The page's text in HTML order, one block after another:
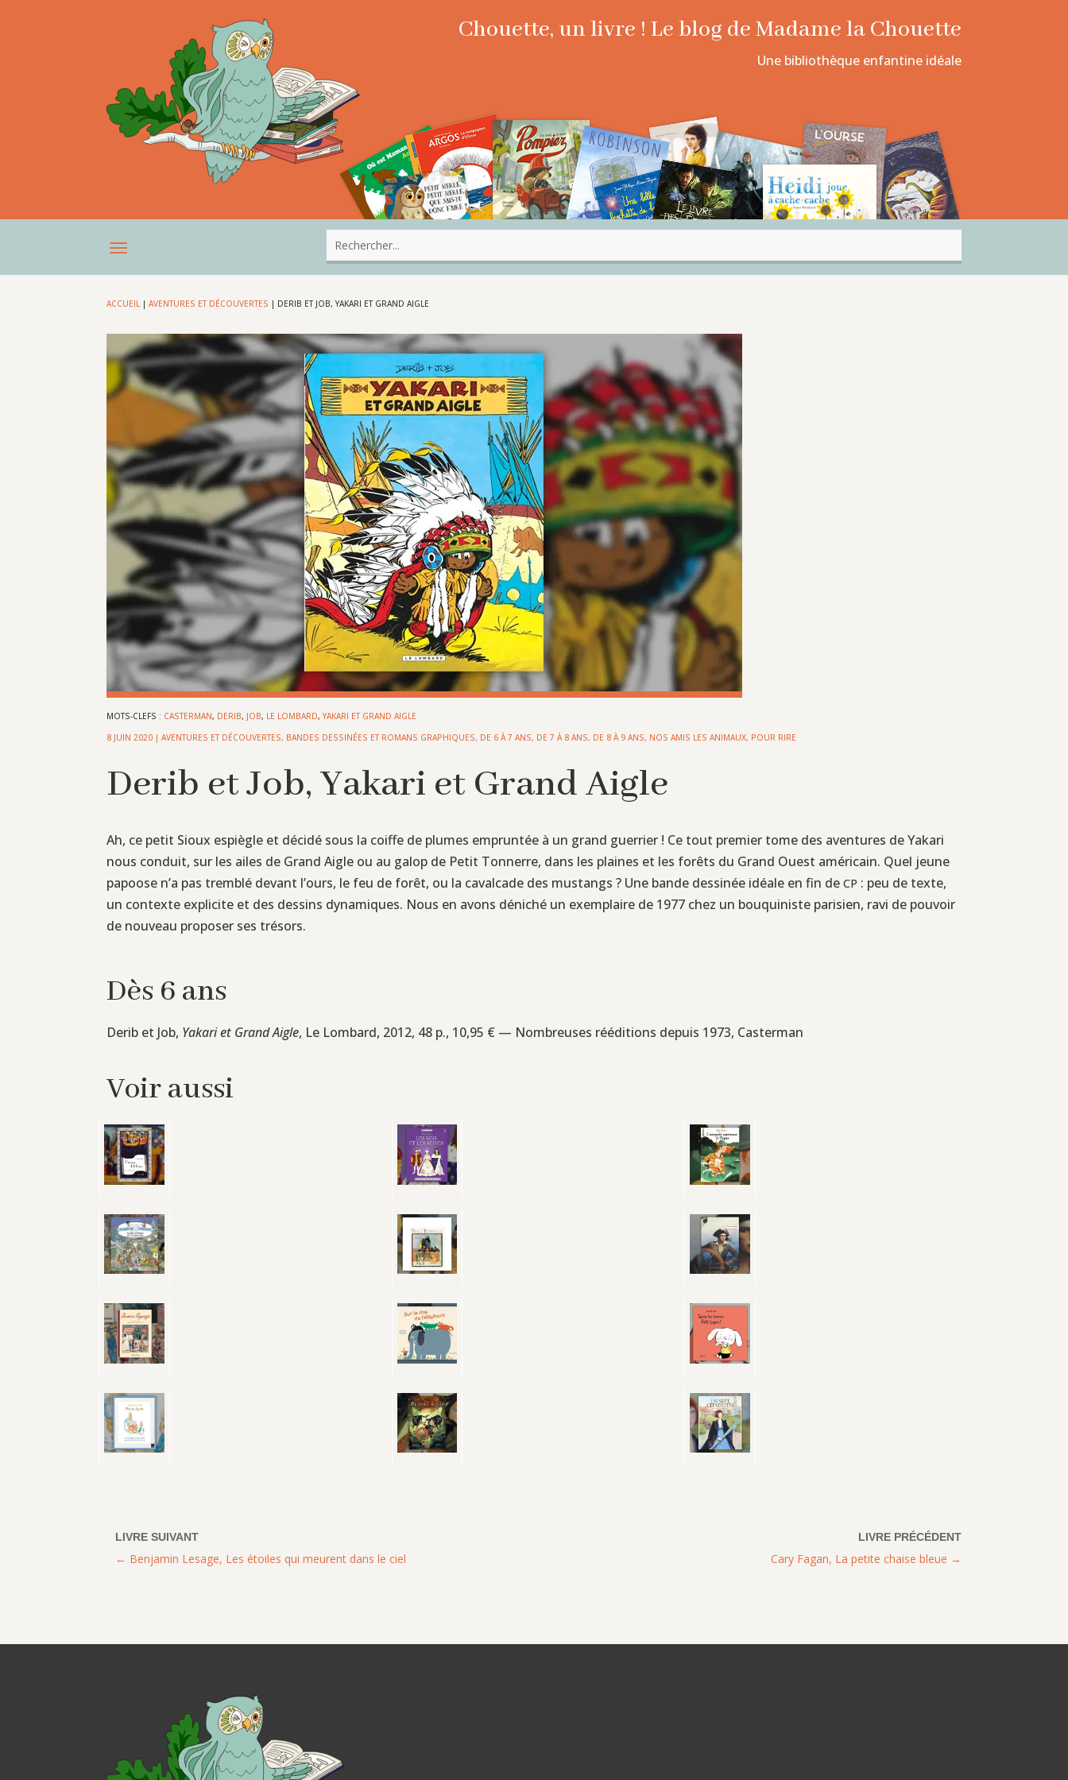
Chouette, un livre ! Le blog de Madame la Chouette
Une bibliothèque enfantine idéale
ACCUEIL |AVENTURES ET DÉCOUVERTES | DERIB ET JOB, YAKARI ET GRAND AIGLE
MOTS-CLEFS : CASTERMAN, DERIB, JOB, LE LOMBARD,YAKARI ET GRAND AIGLE
8 JUIN 2020 |AVENTURES ET DÉCOUVERTES, BANDES DESSINÉES ET ROMANS GRAPHIQUES, DE 6 À 7 ANS, DE 7 À 8 ANS, DE 8 À 9 ANS, NOS AMIS LES ANIMAUX, POUR RIRE
Derib et Job, Yakari et Grand Aigle
Ah, ce petit Sioux espiègle et décidé sous la coiffe de plumes empruntée à un grand guerrier ! Ce tout premier tome des aventures de Yakari
nous conduit, sur les ailes de Grand Aigle ou au galop de Petit Tonnerre, dans les plaines et les forêts du Grand Ouest américain. Quel jeune
papoose n’a pas tremblé devant l’ours, le feu de forêt, ou la cavalcade des mustangs ? Une bande dessinée idéale en fin deCP : peu de texte,
un contexte explicite et des dessins dynamiques. Nous en avons déniché un exemplaire de 1977 chez un bouquiniste parisien, ravi de pouvoir
de nouveau proposer ses trésors.
Dès 6 ans
Derib et Job, Yakari et Grand Aigle, Le Lombard, 2012, 48 p., 10,95 € — Nombreuses rééditions depuis 1973, Casterman
Voir aussi
Cary Fagan, La petite chaise bleue
Benjamin Lesage, Les étoiles qui meurent dans le ciel